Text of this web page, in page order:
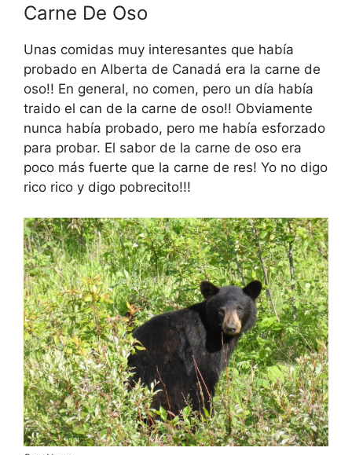
Carne De Oso
Unas comidas muy interesantes que había
probado en Alberta de Canadá era la carne de
oso!! En general, no comen, pero un día había
traido el can de la carne de oso!! Obviamente
nunca había probado, pero me había esforzado
para probar. El sabor de la carne de oso era
poco más fuerte que la carne de res! Yo no digo
rico rico y digo pobrecito!!!